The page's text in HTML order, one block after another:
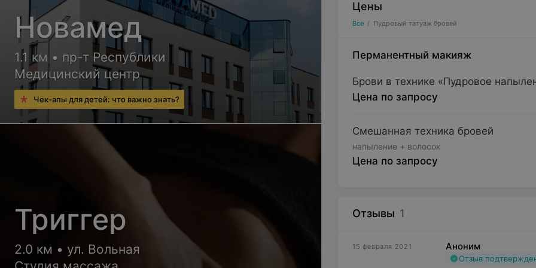
Цены
Все / Пудровый татуаж бровей
Перманентный макияж
Брови в технике «Пудровое
Цена по запросу
Смешанная техника бровей
напыление + волосок
Цена по запросу
Отзывы 1
15 февраля 2021 Аноним
Отзыв
Новамед
1.1 км • пр-т Республики
Медицинский центр
Чек-апы для детей: что важно знать?
Триггер
2.0 км • ул. Вольная